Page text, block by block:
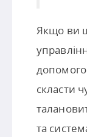
Якщо ви
скласти
та